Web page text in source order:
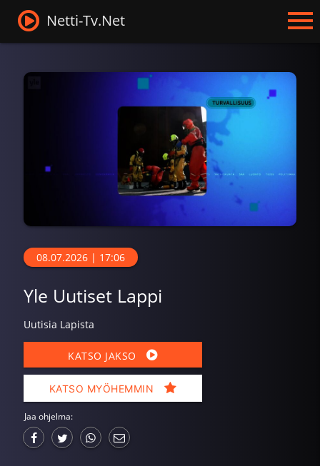
Netti-Tv.Net
08.07.2026 | 17:06
Yle Uutiset Lappi
Uutisia Lapista
KATSO JAKSO
KATSO MYÖHEMMIN
Jaa ohjelma: